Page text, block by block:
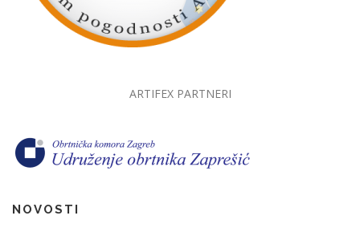
ARTIFEX PARTNERI
NOVOSTI